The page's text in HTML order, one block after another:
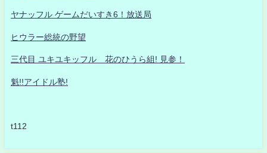
ヤナッフル ゲームだいすき6！放送局
ヒウラー総統の野望
三代目 ユキユキッフル 花のひうら組! 見参！
魁!!アイドル塾!
t112